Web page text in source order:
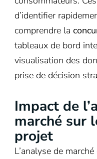
d’identifier
comprendre la
tableaux de bord
visualisation des
prise de décision
Impact de
marché sur
projet
L’analyse de